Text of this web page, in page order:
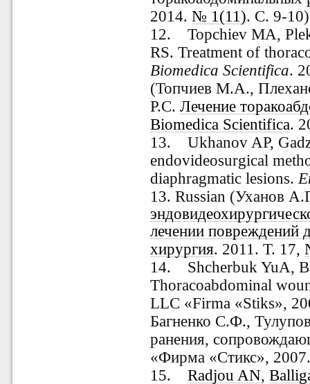
2014.№ 1(11). С. 9-10)
12.
Topchiev MA,
RS. Treatment of
Biomedica Scientifica.
(Топчиев М.А.,
Р.С.Лечение
Biomedica Scientifica.
13.
Ukhanov AP,
endovideosurgical
diaphragmatic lesions.
13. Russian (Уханов
лечении повреждений
хирургия. 2011. Т. 17,
14.
Shcherbuk YuA,
Thoracoabdominal
LLC «Firma «Stiks»,
Багненко С.Ф.,
ранения,
«Фирма «Стикс»,
15.
Radjou AN,